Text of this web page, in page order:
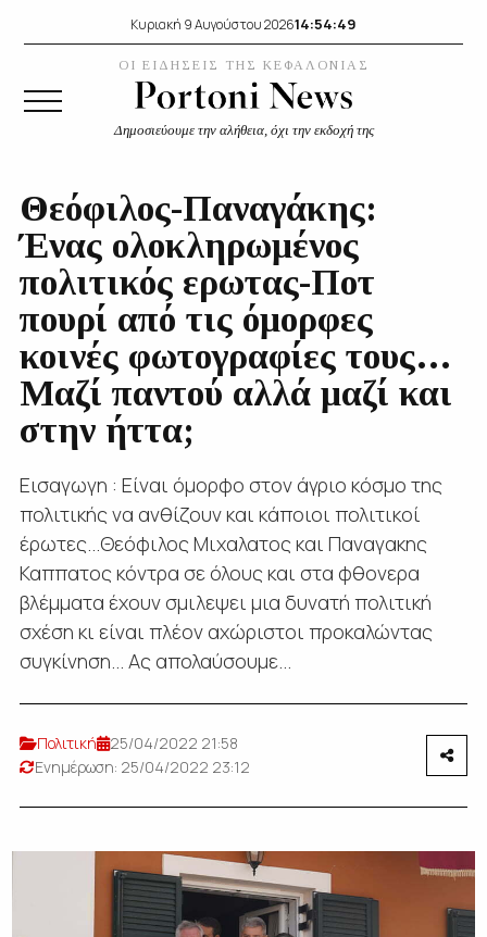
Κυριακή 9 Αυγούστου 202614:54:50
ΟΙ ΕΙΔΗΣΕΙΣ ΤΗΣ ΚΕΦΑΛΟΝΙΑΣ
Δημοσιεύουμε την αλήθεια, όχι την εκδοχή της
Θεόφιλος-Παναγάκης:
Ένας ολοκληρωμένος
πολιτικός ερωτας-Ποτ
πουρί από τις όμορφες
κοινές φωτογραφίες τους…
Μαζί παντού αλλά μαζί και
στην ήττα;
Εισαγωγη : Είναι όμορφο στον άγριο κόσμο της
πολιτικής να ανθίζουν και κάποιοι πολιτικοί
έρωτες...Θεόφιλος Μιχαλατος και Παναγακης
Καππατος κόντρα σε όλους και στα φθονερα
βλέμματα έχουν σμιλεψει μια δυνατή πολιτική
σχέση κι είναι πλέον αχώριστοι προκαλώντας
συγκίνηση... Ας απολαύσουμε...
Πολιτική
25/04/2022 21:58
Ενημέρωση: 25/04/2022 23:12